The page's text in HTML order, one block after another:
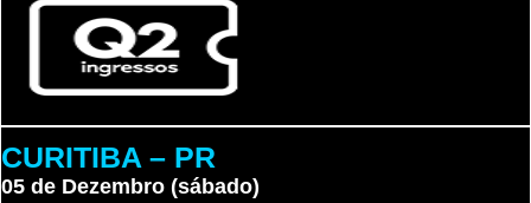
CURITIBA – PR
05 de Dezembro (sábado)